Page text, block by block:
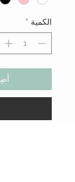
الكمية *